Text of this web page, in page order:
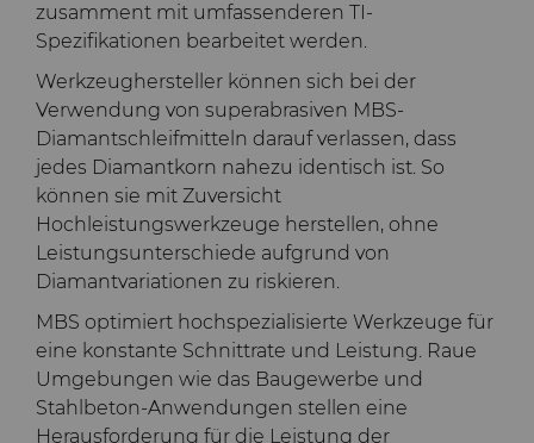
Allgemeine
Spritzgusswerkzeuge
Medizin
Hartmetall-
Bergbaulösungen
Präzisionsmesswerkzeuge
Stanzformrohlinge
DuraNib™ Hartmetall-
Spitzen
Versimax™
6UDPlus Stahlcord-
Drahtziehqualität
zusamment mit umfassenderen TI-
Spezifikationen bearbeitet werden.
Werkzeughersteller können sich bei der
Verwendung von superabrasiven MBS-
Diamantschleifmitteln darauf verlassen, dass
jedes Diamantkorn nahezu identisch ist. So
können sie mit Zuversicht
Hochleistungswerkzeuge herstellen, ohne
Leistungsunterschiede aufgrund von
Diamantvariationen zu riskieren.
MBS optimiert hochspezialisierte Werkzeuge für
eine konstante Schnittrate und Leistung. Raue
Umgebungen wie das Baugewerbe und
Stahlbeton-Anwendungen stellen eine
Herausforderung für die Leistung der